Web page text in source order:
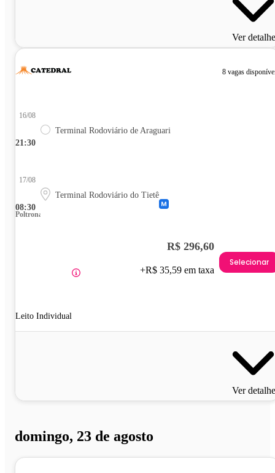
Ver
8 vagas
21:30
16/08
Terminal Rodoviário de Araguari
08:30
17/08
Terminal Rodoviário do Tietê
Poltrona
Leito Individual
R$ 296,60
+R$ 35,59 em taxa
Selecionar
Ver
domingo, 23 de agosto